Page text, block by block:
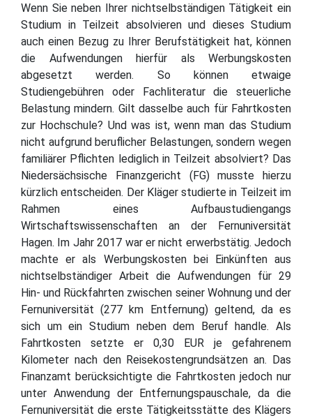
Wenn Sie neben Ihrer nichtselbständigen Tätigkeit ein
Studium in Teilzeit absolvieren und dieses Studium
auch einen Bezug zu Ihrer Berufstätigkeit hat, können
die Aufwendungen hierfür als Werbungskosten
abgesetzt werden. So können etwaige
Studiengebühren oder Fachliteratur die steuerliche
Belastung mindern. Gilt dasselbe auch für Fahrtkosten
zur Hochschule? Und was ist, wenn man das Studium
nicht aufgrund beruflicher Belastungen, sondern wegen
familiärer Pflichten lediglich in Teilzeit absolviert? Das
Niedersächsische Finanzgericht (FG) musste hierzu
kürzlich entscheiden. Der Kläger studierte in Teilzeit im
Rahmen eines Aufbaustudiengangs
Wirtschaftswissenschaften an der Fernuniversität
Hagen. Im Jahr 2017 war er nicht erwerbstätig. Jedoch
machte er als Werbungskosten bei Einkünften aus
nichtselbständiger Arbeit die Aufwendungen für 29
Hin- und Rückfahrten zwischen seiner Wohnung und der
Fernuniversität (277 km Entfernung) geltend, da es
sich um ein Studium neben dem Beruf handle. Als
Fahrtkosten setzte er 0,30 EUR je gefahrenem
Kilometer nach den Reisekostengrundsätzen an. Das
Finanzamt berücksichtigte die Fahrtkosten jedoch nur
unter Anwendung der Entfernungspauschale, da die
Fernuniversität die erste Tätigkeitsstätte des Klägers